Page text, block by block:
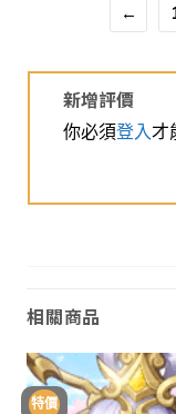
←
新增評價
你必須登入才
相關商品
特價